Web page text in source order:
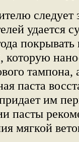
следует
удается
которую
тампона,
паста
им
пасты
мягкой